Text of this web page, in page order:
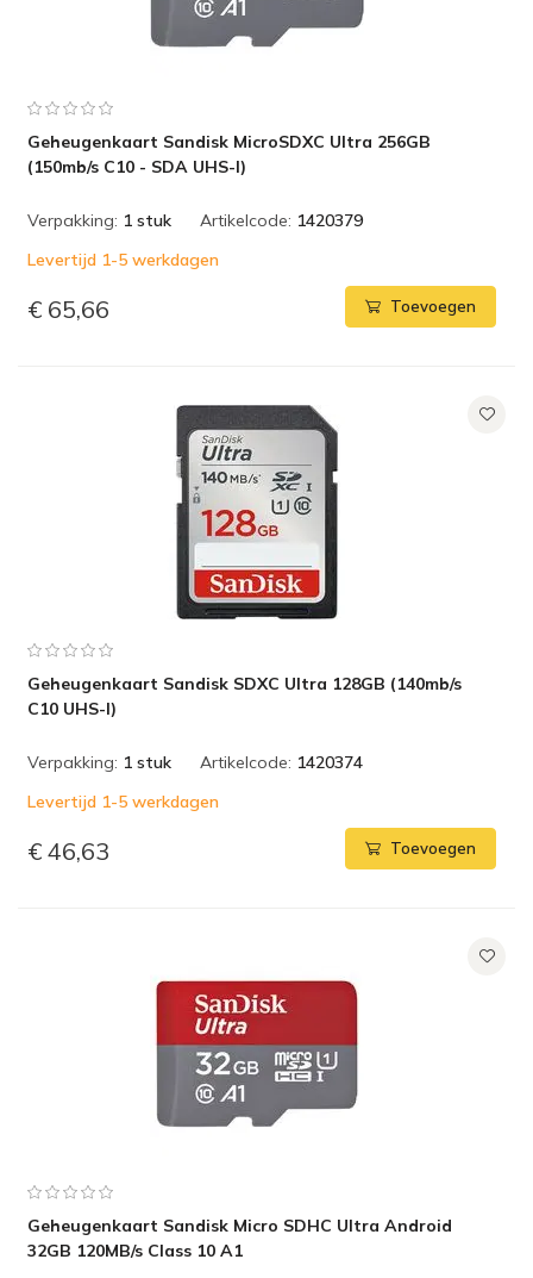
Geheugenkaart Sandisk MicroSDXC Ultra 256GB
(150mb/s C10 - SDA UHS-I)
Verpakking: 1 stuk Artikelcode: 1420379
Levertijd 1-5 werkdagen
€ 65,66 Toevoegen
Geheugenkaart Sandisk SDXC Ultra 128GB (140mb/s
C10 UHS-I)
Verpakking: 1 stuk Artikelcode: 1420374
Levertijd 1-5 werkdagen
€ 46,63 Toevoegen
Geheugenkaart Sandisk Micro SDHC Ultra Android
32GB 120MB/s Class 10 A1